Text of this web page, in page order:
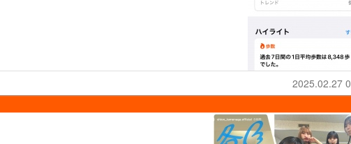
2025.02.27